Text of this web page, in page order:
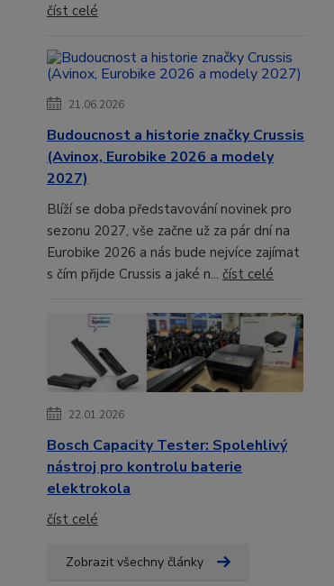
číst celé
21.06.2026
Budoucnost a historie značky Crussis
(Avinox, Eurobike 2026 a modely
2027)
Blíží se doba představování novinek pro
sezonu 2027, vše začne už za pár dní na
Eurobike 2026 a nás bude nejvíce zajímat
s čím přijde Crussis a jaké n... číst celé
22.01.2026
Bosch Capacity Tester: Spolehlivý
nástroj pro kontrolu baterie
elektrokola
číst celé
Zobrazit všechny články